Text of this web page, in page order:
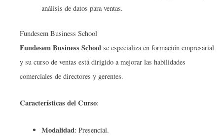
análisis de datos para ventas.
Fundesem Business School
Fundesem Business School se especializa en formación empresarial
y su curso de ventas está dirigido a mejorar las habilidades
comerciales de directores y gerentes.
Características del Curso:
Modalidad: Presencial.